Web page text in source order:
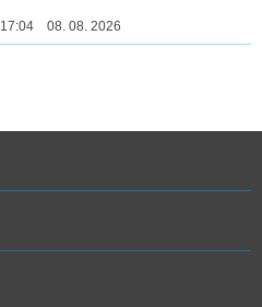
17:04 08. 08. 2026